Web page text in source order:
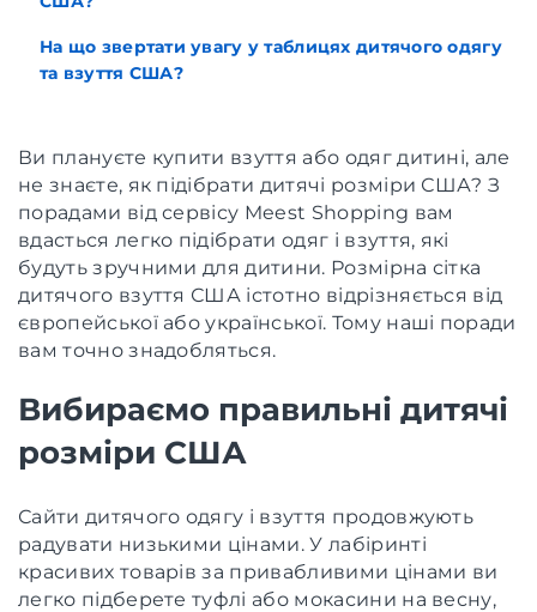
На що звертати увагу у таблицях дитячого одягу
та взуття США?
Ви плануєте купити взуття або одяг дитині, але
не знаєте, як підібрати дитячі розміри США? З
порадами від сервісу Meest Shopping вам
вдасться легко підібрати одяг і взуття, які
будуть зручними для дитини. Розмірна сітка
дитячого взуття США істотно відрізняється від
європейської або української. Тому наші поради
вам точно знадобляться.
Вибираємо правильні дитячі
розміри США
Сайти дитячого одягу і взуття продовжують
радувати низькими цінами. У лабіринті
красивих товарів за привабливими цінами ви
легко підберете туфлі або мокасини на весну,